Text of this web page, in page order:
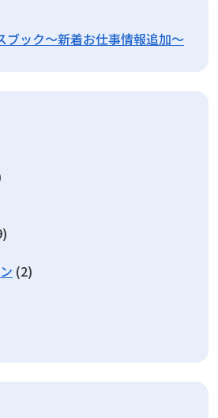
ブック～新着お仕事情報追加～
(2)